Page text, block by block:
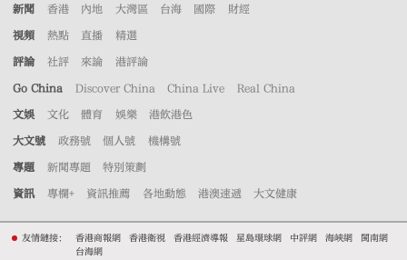
新聞 香港 內地 大灣區 台海 國際 財經
視頻 熱點 直播 精選
評論 社評 來論 港評論
Go China Discover China China Live Real China
文娛 文化 體育 娛樂 港飲港色
大文號 政務號 個人號 機構號
專題 新聞專題 特別策劃
資訊 專欄+ 資訊推薦 各地動態 港澳速遞 大文健康
友情鏈接： 香港商報網 香港衛視 香港經濟導報 星島環球網 中評網 海峽網
閩南網
台海網